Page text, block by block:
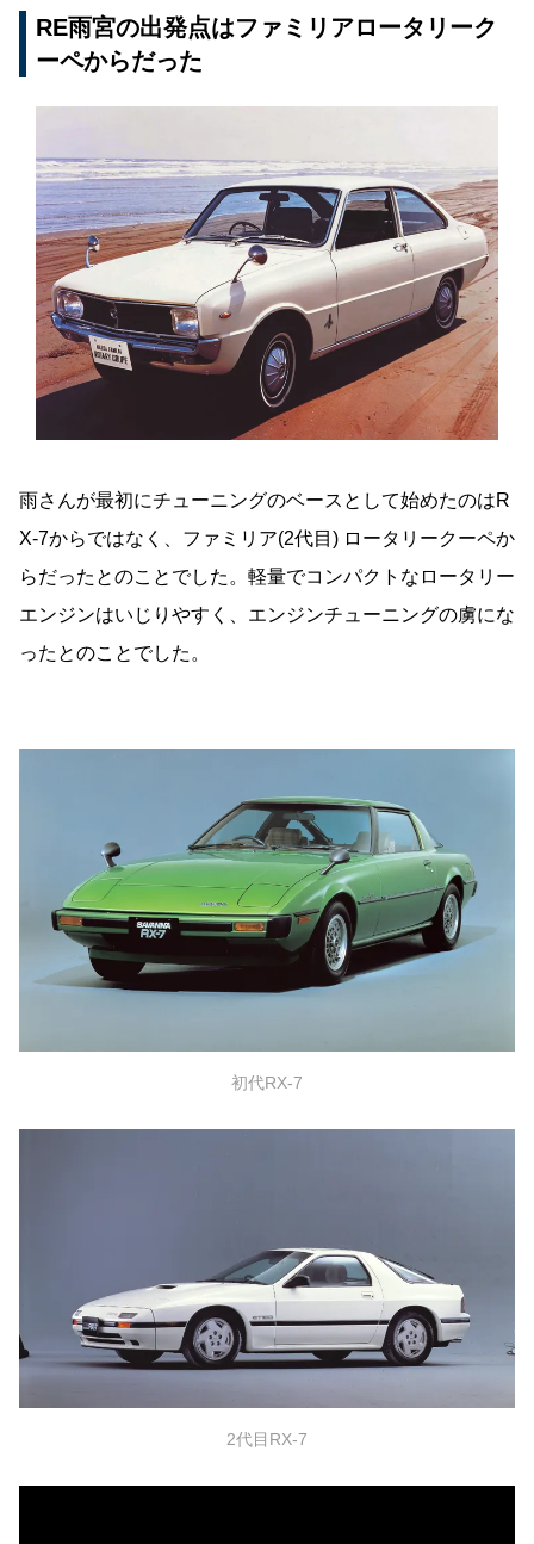
RE雨宮の出発点はファミリアロータリーク
ーペからだった
雨さんが最初にチューニングのベースとして始めたのはR
X-7からではなく、ファミリア(2代目) ロータリークーペか
らだったとのことでした。軽量でコンパクトなロータリー
エンジンはいじりやすく、エンジンチューニングの虜にな
ったとのことでした。
初代RX-7
2代目RX-7